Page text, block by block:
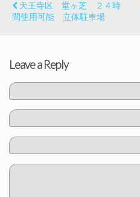
天王寺区 堂ヶ芝 ２４時
間使用可能 立体駐車場
Leave a Reply